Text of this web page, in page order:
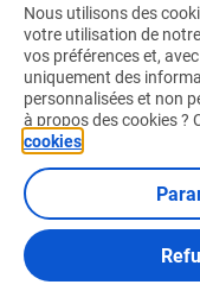
Nous utilisons des
votre utilisation de
vos préférences et,
uniquement des
personnalisées et non
à propos des cookies ?
cookies